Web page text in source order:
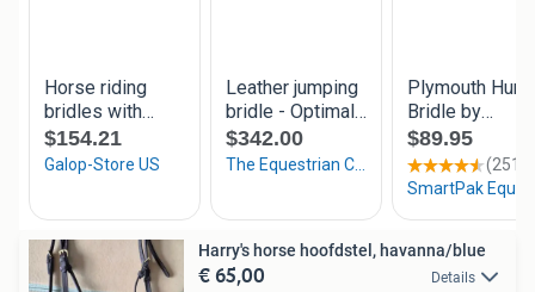
Harry's horse hoofdstel, havanna/blue
€ 65,00 Details